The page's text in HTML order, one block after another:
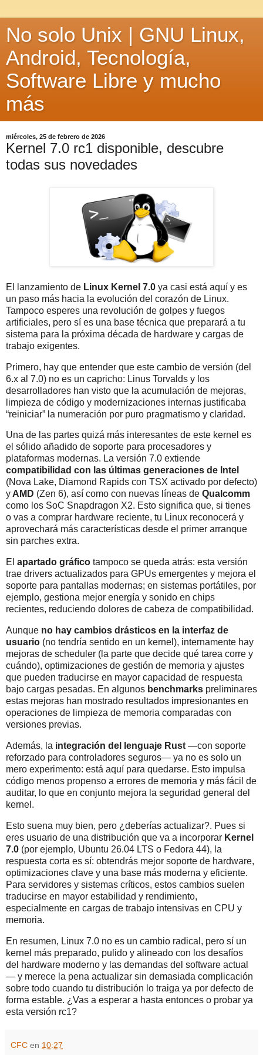
No solo Unix | GNU Linux,
Android, Tecnología,
Software Libre y mucho
más
miércoles, 25 de febrero de 2026
Kernel 7.0 rc1 disponible, descubre
todas sus novedades
El lanzamiento de Linux Kernel 7.0 ya casi está aquí y es
un paso más hacia la evolución del corazón de Linux.
Tampoco esperes una revolución de golpes y fuegos
artificiales, pero sí es una base técnica que preparará a tu
sistema para la próxima década de hardware y cargas de
trabajo exigentes.
Primero, hay que entender que este cambio de versión (del
6.x al 7.0) no es un capricho: Linus Torvalds y los
desarrolladores han visto que la acumulación de mejoras,
limpieza de código y modernizaciones internas justificaba
“reiniciar” la numeración por puro pragmatismo y claridad.
Una de las partes quizá más interesantes de este kernel es
el sólido añadido de soporte para procesadores y
plataformas modernas. La versión 7.0 extiende
compatibilidad con las últimas generaciones de Intel
(Nova Lake, Diamond Rapids con TSX activado por defecto)
yAMD (Zen 6), así como con nuevas líneas de Qualcomm
como los SoC Snapdragon X2. Esto significa que, si tienes
o vas a comprar hardware reciente, tu Linux reconocerá y
aprovechará más características desde el primer arranque
sin parches extra.
El apartado gráfico tampoco se queda atrás: esta versión
trae drivers actualizados para GPUs emergentes y mejora el
soporte para pantallas modernas; en sistemas portátiles, por
ejemplo, gestiona mejor energía y sonido en chips
recientes, reduciendo dolores de cabeza de compatibilidad.
Aunque no hay cambios drásticos en la interfaz de
usuario (no tendría sentido en un kernel), internamente hay
mejoras de scheduler (la parte que decide qué tarea corre y
cuándo), optimizaciones de gestión de memoria y ajustes
que pueden traducirse en mayor capacidad de respuesta
bajo cargas pesadas. En algunos benchmarks preliminares
estas mejoras han mostrado resultados impresionantes en
operaciones de limpieza de memoria comparadas con
versiones previas.
Además, la integración del lenguaje Rust —con soporte
reforzado para controladores seguros— ya no es solo un
mero experimento: está aquí para quedarse. Esto impulsa
código menos propenso a errores de memoria y más fácil de
auditar, lo que en conjunto mejora la seguridad general del
kernel.
Esto suena muy bien, pero ¿deberías actualizar?. Pues si
eres usuario de una distribución que va a incorporar Kernel
7.0 (por ejemplo, Ubuntu 26.04 LTS o Fedora 44), la
respuesta corta es sí: obtendrás mejor soporte de hardware,
optimizaciones clave y una base más moderna y eficiente.
Para servidores y sistemas críticos, estos cambios suelen
traducirse en mayor estabilidad y rendimiento,
especialmente en cargas de trabajo intensivas en CPU y
memoria.
En resumen, Linux 7.0 no es un cambio radical, pero sí un
kernel más preparado, pulido y alineado con los desafíos
del hardware moderno y las demandas del software actual
— y merece la pena actualizar sin demasiada complicación
sobre todo cuando tu distribución lo traiga ya por defecto de
forma estable. ¿Vas a esperar a hasta entonces o probar ya
esta versión rc1?
CFC en 10:27